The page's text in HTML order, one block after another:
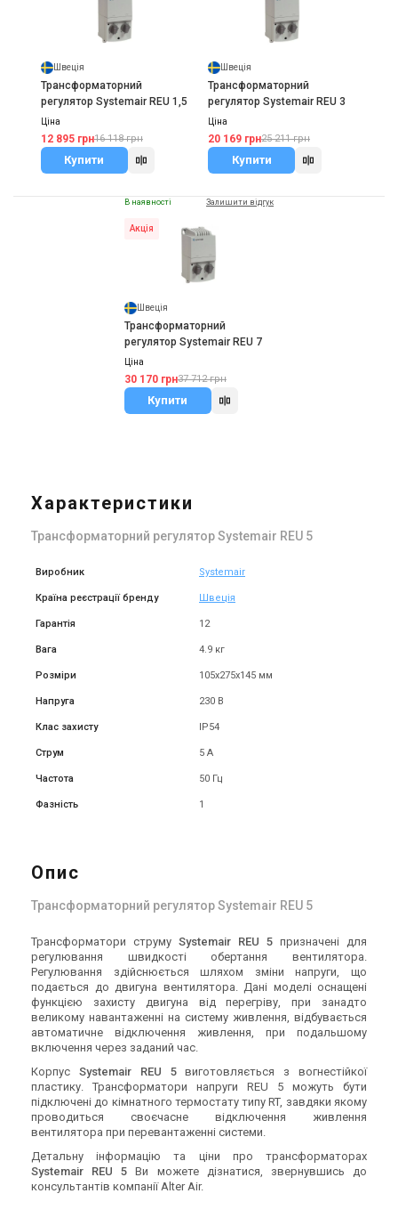
Швеція
Трансформаторний
регулятор Systemair REU 1,5
Ціна
12 895 грн16 118 грн
Купити
Швеція
Трансформаторний
регулятор Systemair REU 3
Ціна
20 169 грн25 211 грн
Купити
В наявності Залишити відгук
Акція
Швеція
Трансформаторний
регулятор Systemair REU 7
Ціна
30 170 грн37 712 грн
Купити
Характеристики
Трансформаторний регулятор Systemair REU 5
Виробник Systemair
Країна реєстрації бренду Швеція
Гарантія 12
Вага 4.9 кг
Розміри 105х275х145 мм
Напруга 230 В
Клас захисту IP54
Струм 5 А
Частота 50 Гц
Фазність 1
Опис
Трансформаторний регулятор Systemair REU 5
Трансформатори струму Systemair REU 5 призначені для
регулювання швидкості обертання вентилятора.
Регулювання здійснюється шляхом зміни напруги, що
подається до двигуна вентилятора. Дані моделі оснащені
функцією захисту двигуна від перегріву, при занадто
великому навантаженні на систему живлення, відбувається
автоматичне відключення живлення, при подальшому
включення через заданий час.
Корпус Systemair REU 5виготовляється з вогнестійкої
пластику. Трансформатори напруги REU 5 можуть бути
підключені до кімнатного термостату типу RT, завдяки якому
проводиться своєчасне відключення живлення
вентилятора при перевантаженні системи.
Детальну інформацію та ціни про трансформаторах
Systemair REU 5 Ви можете дізнатися, звернувшись до
консультантів компанії Alter Air.